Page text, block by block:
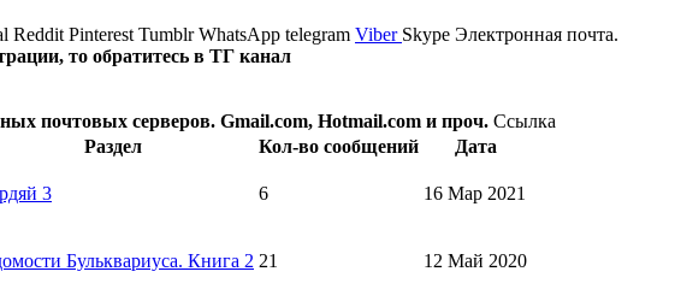
Reddit Pinterest Tumblr WhatsApp telegram Viber Skype Электронная почта.
то обратитесь в ТГ канал
почтовых серверов. Gmail.com, Hotmail.com и проч. Ссылка
Раздел Кол-во сообщений Дата
3 6 16 Мар 2021
Бульквариуса. Книга 2 21 12 Май 2020